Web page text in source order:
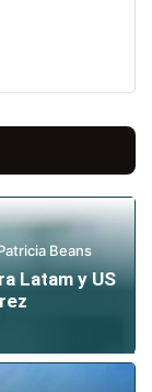
Beans
Latam y US